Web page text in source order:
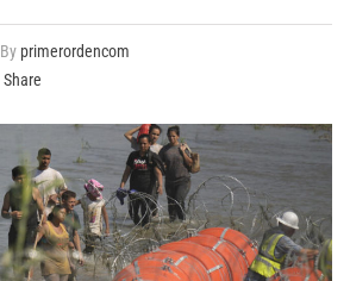
By primerordencom
Share